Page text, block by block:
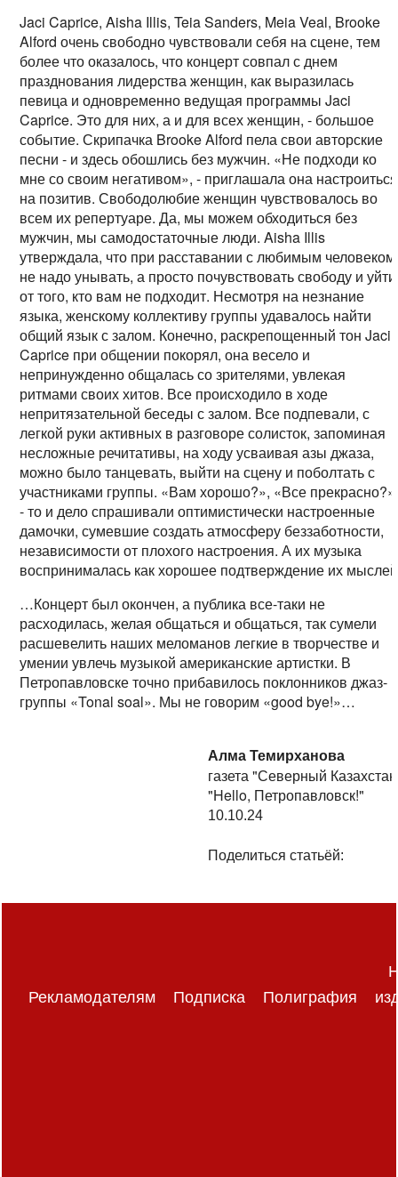
Jaci Caprice, Aisha Illis, Teia Sanders, Meia Veal, Brooke
Alford очень свободно чувствовали себя на сцене, тем
более что оказалось, что концерт совпал с днем
празднования лидерства женщин, как выразилась
певица и одновременно ведущая программы Jaci
Caprice. Это для них, а и для всех женщин, - большое
событие. Скрипачка Brooke Alford пела свои авторские
песни - и здесь обошлись без мужчин. «Не подходи ко
мне со своим негативом», - приглашала она настроиться
на позитив. Свободолюбие женщин чувствовалось во
всем их репертуаре. Да, мы можем обходиться без
мужчин, мы самодостаточные люди. Aisha Illis
утверждала, что при расставании с любимым человеком
не надо унывать, а просто почувствовать свободу и уйти
от того, кто вам не подходит. Несмотря на незнание
языка, женскому коллективу группы удавалось найти
общий язык с залом. Конечно, раскрепощенный тон Jaci
Caprice при общении покорял, она весело и
непринужденно общалась со зрителями, увлекая
ритмами своих хитов. Все происходило в ходе
непритязательной беседы с залом. Все подпевали, с
легкой руки активных в разговоре солисток, запоминая
несложные речитативы, на ходу усваивая азы джаза,
можно было танцевать, выйти на сцену и поболтать с
участниками группы. «Вам хорошо?», «Все прекрасно?»
- то и дело спрашивали оптимистически настроенные
дамочки, сумевшие создать атмосферу беззаботности,
независимости от плохого настроения. А их музыка
воспринималась как хорошее подтверждение их
…Концерт был окончен, а публика все-таки не
расходилась, желая общаться и общаться, так сумели
расшевелить наших меломанов легкие в творчестве и
умении увлечь музыкой американские артистки. В
Петропавловске точно прибавилось поклонников джаз-
группы «Tonal soal». Мы не говорим «good bye!»…
Алма Темирханова
газета "Северный
"Hello, Петропавловск!"
10.10.24
Поделиться статьёй:
Рекламодателям Подписка Полиграфия